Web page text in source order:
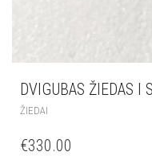
DVIGUBAS ŽIEDAS I
ŽIEDAI
€330.00